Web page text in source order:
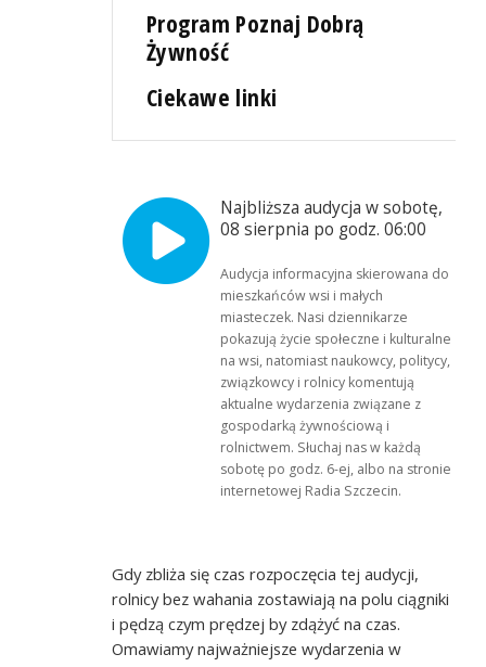
Program Poznaj Dobrą
Żywność
Ciekawe linki
Najbliższa audycja w sobotę,
08 sierpnia po godz. 06:00
Audycja informacyjna skierowana do
mieszkańców wsi i małych
miasteczek. Nasi dziennikarze
pokazują życie społeczne i kulturalne
na wsi, natomiast naukowcy, politycy,
związkowcy i rolnicy komentują
aktualne wydarzenia związane z
gospodarką żywnościową i
rolnictwem. Słuchaj nas w każdą
sobotę po godz. 6-ej, albo na stronie
internetowej Radia Szczecin.
Gdy zbliża się czas rozpoczęcia tej audycji,
rolnicy bez wahania zostawiają na polu ciągniki
i pędzą czym prędzej by zdążyć na czas.
Omawiamy najważniejsze wydarzenia w